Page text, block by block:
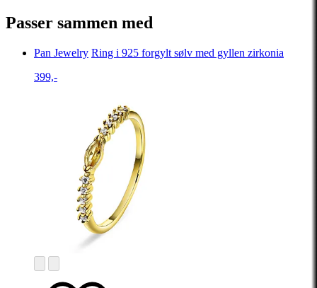
Passer sammen med
Pan Jewelry Ring i 925 forgylt sølv med gyllen zirkonia
399,-